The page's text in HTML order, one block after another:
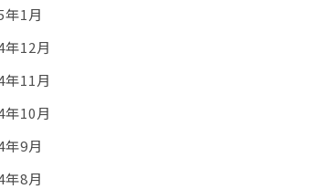
年1月
年12月
年11月
年10月
年9月
年8月